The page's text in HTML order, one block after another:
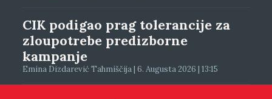
CIK podigao prag tolerancije za
zloupotrebe predizborne
kampanje
Emina Dizdarević Tahmiščija | 6. Augusta 2026 | 13:15